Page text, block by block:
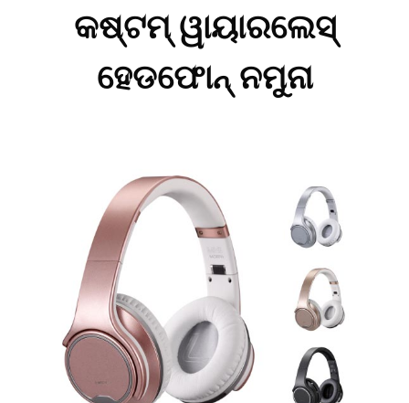
କଷ୍ଟମ୍ ୱାୟାରଲେସ୍
ହେଡଫୋନ୍ ନମୁନା